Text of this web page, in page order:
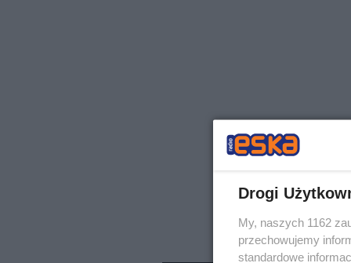
Drogi
My, naszych 1162
przechowujemy
standardowe